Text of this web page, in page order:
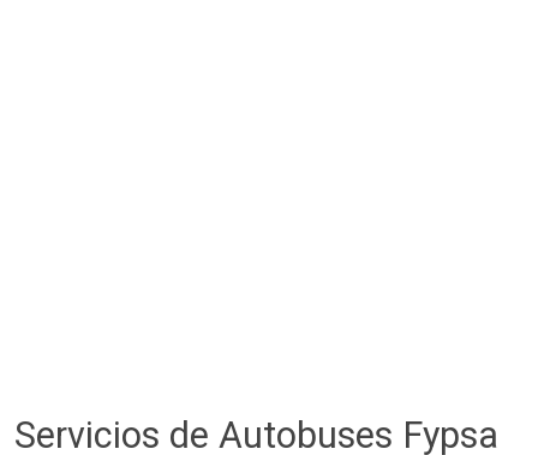
Servicios de Autobuses Fypsa